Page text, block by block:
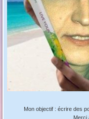
Mon objectif : écrire des
Merci